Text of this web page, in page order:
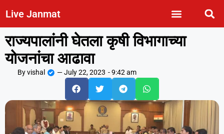
Live Janmat
राज्यपालांनी घेतला कृषी विभागाच्या
योजनांचा आढावा
Byvishal —July 22, 2023 -9:42 am